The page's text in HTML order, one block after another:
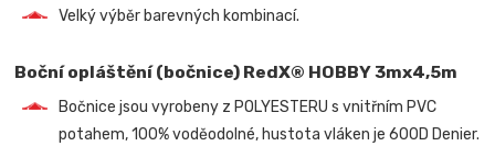
Velký výběr barevných kombinací.
Boční opláštění (bočnice) RedX® HOBBY 3mx4,5m
Bočnice jsou vyrobeny z POLYESTERU s vnitřním PVC
potahem, 100% voděodolné, hustota vláken je 600D Denier.